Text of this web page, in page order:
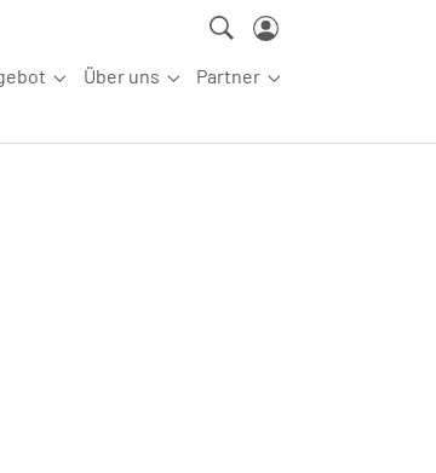
for "Aus-/Fortbildung"
Submenu for "Angebot"
Über uns
Submenu for "Über uns"
Partner
Submenu for